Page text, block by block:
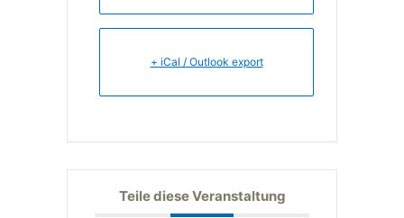
+ iCal / Outlook export
Teile diese Veranstaltung